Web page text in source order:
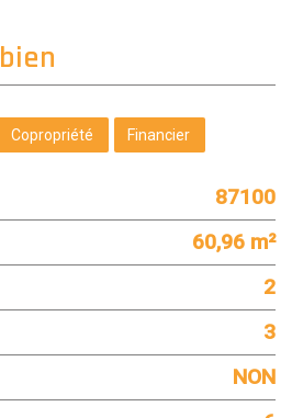
bien
Copropriété Financier
87100
60,96 m²
2
3
NON